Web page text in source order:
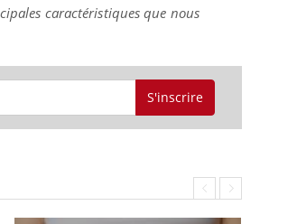
caractéristiques que nous
S'inscrire